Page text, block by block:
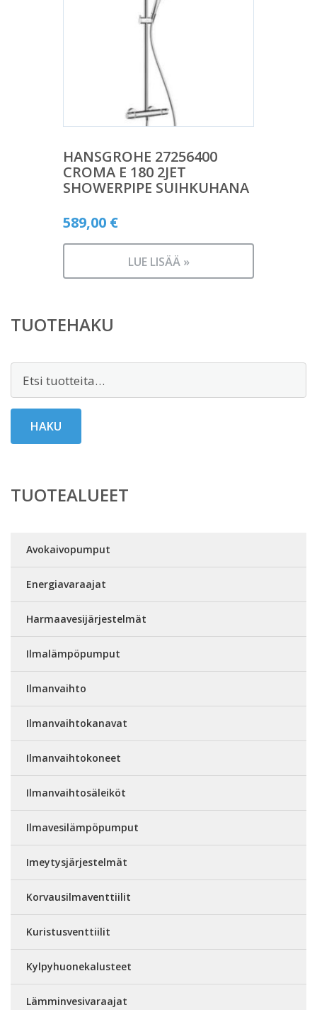
HANSGROHE 27256400
CROMA E 180 2JET
SHOWERPIPE SUIHKUHANA
589,00 €
LUE LISÄÄ »
TUOTEHAKU
HAKU
TUOTEALUEET
Avokaivopumput
Energiavaraajat
Harmaavesijärjestelmät
Ilmalämpöpumput
Ilmanvaihto
Ilmanvaihtokanavat
Ilmanvaihtokoneet
Ilmanvaihtosäleiköt
Ilmavesilämpöpumput
Imeytysjärjestelmät
Korvausilmaventtiilit
Kuristusventtiilit
Kylpyhuonekalusteet
Lämminvesivaraajat